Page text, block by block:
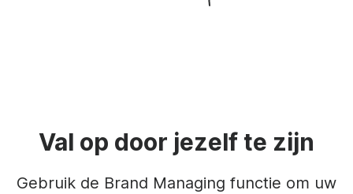
Val op door jezelf te zijn
Gebruik de Brand Managing functie om uw